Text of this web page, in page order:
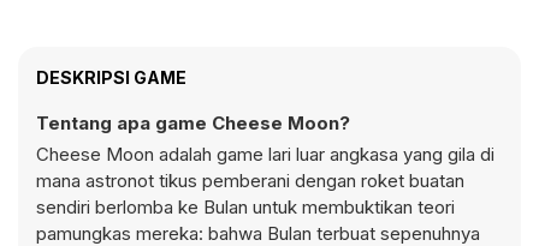
DESKRIPSI GAME
Tentang apa game Cheese Moon?
Cheese Moon adalah game lari luar angkasa yang gila di
mana astronot tikus pemberani dengan roket buatan
sendiri berlomba ke Bulan untuk membuktikan teori
pamungkas mereka: bahwa Bulan terbuat sepenuhnya